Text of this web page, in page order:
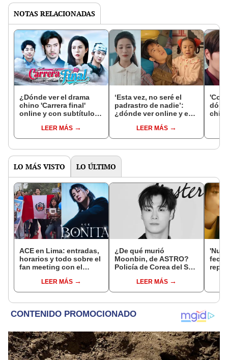
NOTAS RELACIONADAS
¿Dónde ver el drama
chino 'Carrera final'
online y con subtítulos
LEER MÁS
‘Esta vez, no seré el
padrastro de nadie’:
¿dónde ver online y en
chino?LEER MÁS
LO MÁS VISTO LO ÚLTIMO
ACE en Lima: entradas,
horarios y todo sobre el
fan meeting con el
Circuito Mágico del
Agua
LEER MÁS
¿De qué murió
Moonbin, de ASTRO?
Policía de Corea del Sur
fallecimiento
LEER MÁS